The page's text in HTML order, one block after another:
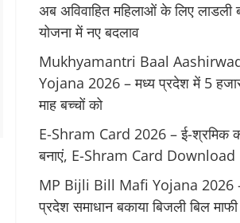
अब अविवाहित महिलाओं के लिए लाडली
योजना में नए बदलाव
Mukhyamantri Baal
Yojana 2026 – मध्य प्रदेश में 5
माह बच्चों को
E-Shram Card 2026 – ई-श्रमिक
बनाएं, E-Shram Card Download
MP Bijli Bill Mafi Yojana 2026
प्रदेश समाधान बकाया बिजली बिल